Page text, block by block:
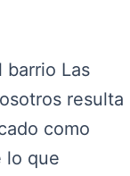
barrio Las
resulta
como
lo que